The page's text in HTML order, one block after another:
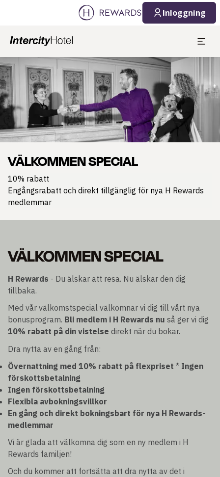
Inloggning
Bild 1 av 1
VÄLKOMMEN SPECIAL
10% rabatt
Engångsrabatt och direkt tillgänglig för nya H Rewards
medlemmar
VÄLKOMMEN SPECIAL
H Rewards - Du älskar att resa. Nu älskar den dig
tillbaka.
Med vår välkomstspecial välkomnar vi dig till vårt nya
bonusprogram. Bli medlem i H Rewards nu så ger vi dig
10% rabatt på din vistelse direkt när du bokar.
Dra nytta av en gång från:
Övernattning med 10% rabatt på flexpriset * Ingen
förskottsbetalning
Ingen förskottsbetalning
Flexibla avbokningsvillkor
En gång och direkt bokningsbart för nya H Rewards-
medlemmar
Vi är glada att välkomna dig som en ny medlem i H
Rewards familjen!
Och du kommer att fortsätta att dra nytta av det i